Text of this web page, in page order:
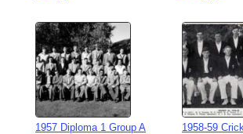
1957 Diploma 1 Group A 1958-59